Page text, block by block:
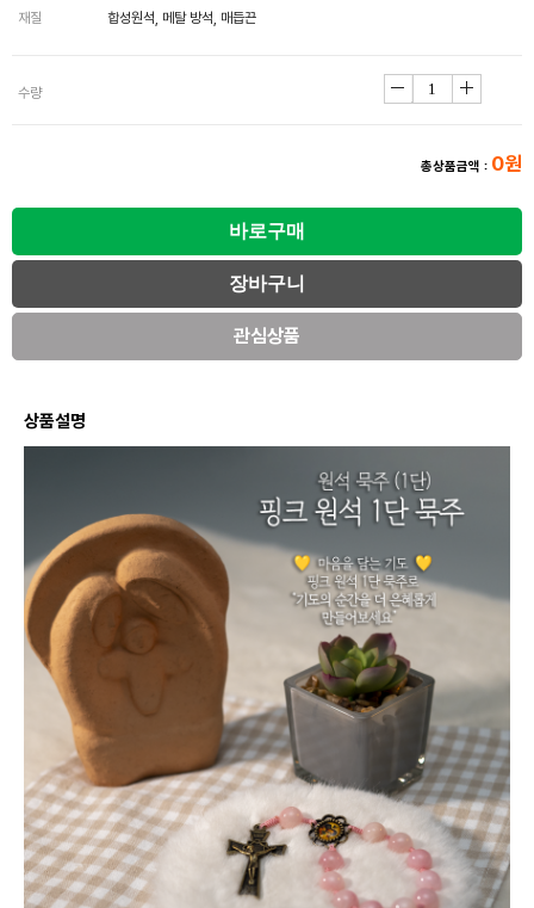
재질 합성원석, 메탈 방석, 매듭끈
수량
총상품금액 : 0원
관심상품
상품설명